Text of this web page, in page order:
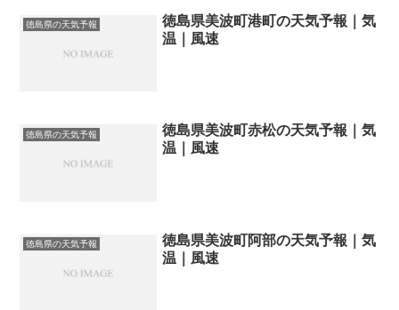
徳島県の天気予報
徳島県美波町港町の天気予報｜気
温｜風速
徳島県の天気予報
徳島県美波町赤松の天気予報｜気
温｜風速
徳島県の天気予報
徳島県美波町阿部の天気予報｜気
温｜風速